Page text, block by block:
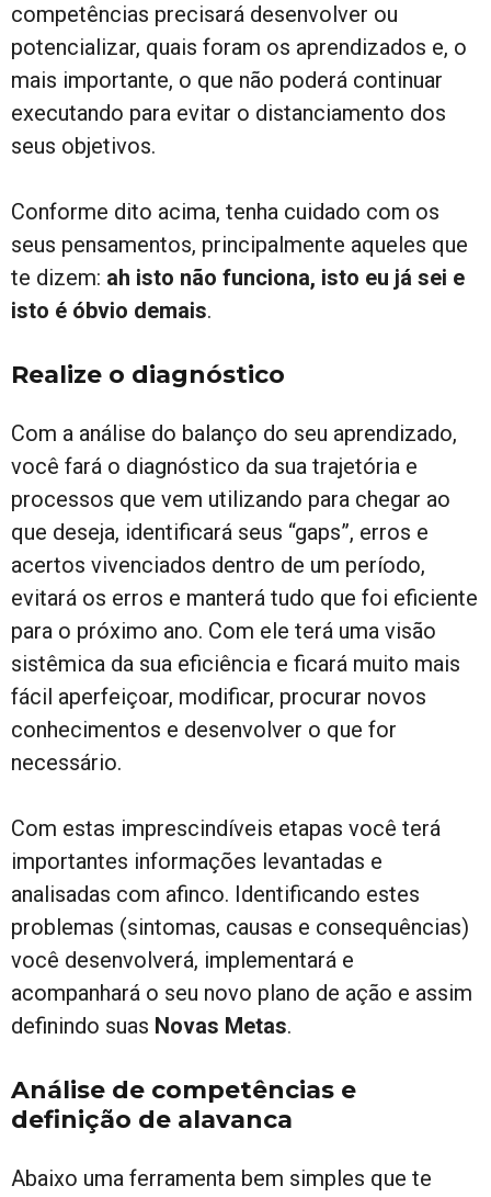
competências precisará desenvolver ou
potencializar, quais foram os aprendizados e, o
mais importante, o que não poderá continuar
executando para evitar o distanciamento dos
seus objetivos.
Conforme dito acima, tenha cuidado com os
seus pensamentos, principalmente aqueles que
te dizem: ah isto não funciona, isto eu já sei e
isto é óbvio demais.
Realize o diagnóstico
Com a análise do balanço do seu aprendizado,
você fará o diagnóstico da sua trajetória e
processos que vem utilizando para chegar ao
que deseja, identificará seus “gaps”, erros e
acertos vivenciados dentro de um período,
evitará os erros e manterá tudo que foi eficiente
para o próximo ano. Com ele terá uma visão
sistêmica da sua eficiência e ficará muito mais
fácil aperfeiçoar, modificar, procurar novos
conhecimentos e desenvolver o que for
necessário.
Com estas imprescindíveis etapas você terá
importantes informações levantadas e
analisadas com afinco. Identificando estes
problemas (sintomas, causas e consequências)
você desenvolverá, implementará e
acompanhará o seu novo plano de ação e assim
definindo suas Novas Metas.
Análise de competências e
definição de alavanca
Abaixo uma ferramenta bem simples que te